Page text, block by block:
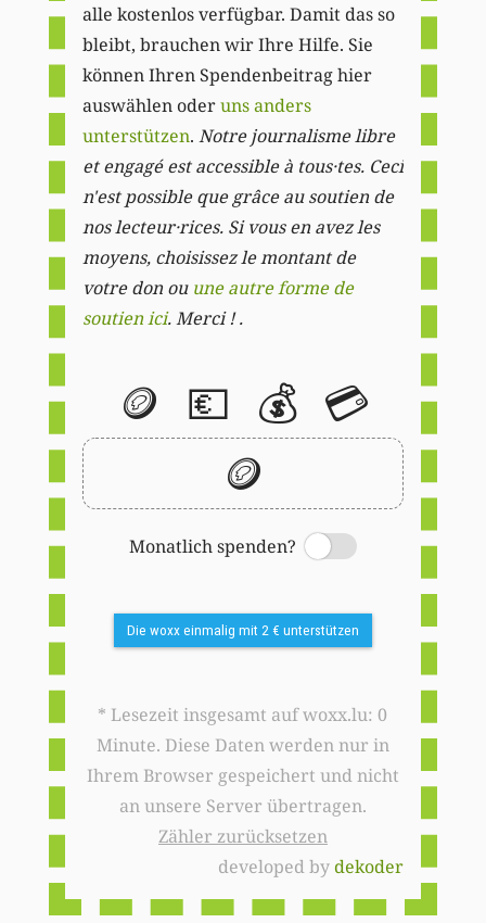
alle kostenlos verfügbar. Damit das so
bleibt, brauchen wir Ihre Hilfe. Sie
können Ihren Spendenbeitrag hier
auswählen oderuns anders
unterstützen. Notre journalisme libre
et engagé est accessible à tous·tes. Ceci
n'est possible que grâce au soutien de
nos lecteur·rices. Si vous en avez les
moyens, choisissez le montant de
votre don ou une autre forme de
soutien ici. Merci ! .
🪙 💶 💰 💳
🪙
Monatlich spenden?
Switch
Die woxx einmalig mit 2 € unterstützen
* Lesezeit insgesamt auf woxx.lu: 0
Minute. Diese Daten werden nur in
Ihrem Browser gespeichert und nicht
an unsere Server übertragen.
Zähler zurücksetzen
developed bydekoder